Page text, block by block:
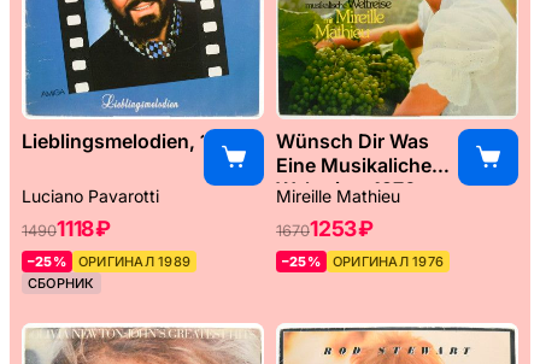
Lieblingsmelodien, 1989
Luciano Pavarotti
14901118 ₽
–25%
ОРИГИНАЛ 1989
СБОРНИК
Wünsch Dir Was
Eine Musikaliche
Weltreise, 1976
Mireille Mathieu
16701253 ₽
–25% ОРИГИНАЛ 1976